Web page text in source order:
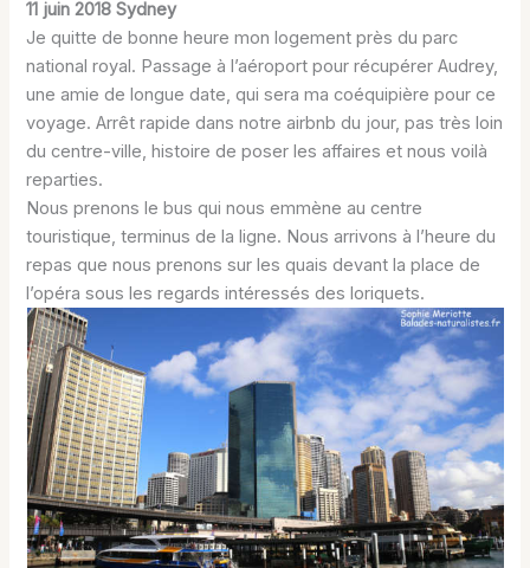
11 juin 2018 Sydney
Je quitte de bonne heure mon logement près du parc
national royal. Passage à l’aéroport pour récupérer Audrey,
une amie de longue date, qui sera ma coéquipière pour ce
voyage. Arrêt rapide dans notre airbnb du jour, pas très loin
du centre-ville, histoire de poser les affaires et nous voilà
reparties.
Nous prenons le bus qui nous emmène au centre
touristique, terminus de la ligne. Nous arrivons à l’heure du
repas que nous prenons sur les quais devant la place de
l’opéra sous les regards intéressés des loriquets.